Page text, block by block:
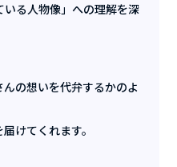
る人物像」への理解を深
の想いを代弁するかのよ
けてくれます。